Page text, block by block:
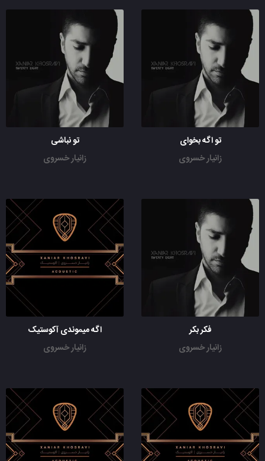
تو اگه بخوای
زانیار خسروی
تو نباشی
زانیار خسروی
فکر بکر
زانیار خسروی
اگه میموندی آکوستیک
زانیار خسروی